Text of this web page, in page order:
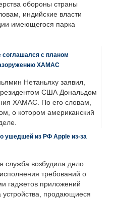
обороны страны
индийские власти
имеющегося парка
соглашался с планом
ХАМАС
Нетаньяху заявил,
США Дональдом
ХАМАС. По его словам,
о котором американский
ушедшей из РФ Apple из-за
служба возбудила дело
требований о
гаджетов приложений
продающиеся